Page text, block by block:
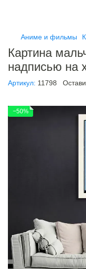
Аниме и фильмы
Картина
надписью на
Артикул: 11798
−50%